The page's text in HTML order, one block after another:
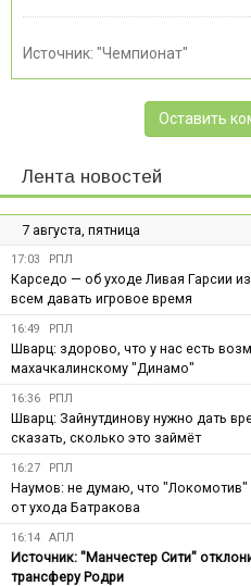
Источник: "Чемпионат"
Оставить
Лента новостей
7 августа, пятница
17:03 РПЛ
Карседо — об уходе Ливая Гарсии
всем давать игровое время
16:49 РПЛ
Шварц: здорово, что у нас есть
махачкалинскому "Динамо"
16:36 РПЛ
Шварц: Зайнутдинову нужно дать
сказать, сколько это займёт
16:27 РПЛ
Наумов: не думаю, что "Локомотив"
от ухода Батракова
16:14 АПЛ
Источник: "Манчестер Сити"
трансферу Родри